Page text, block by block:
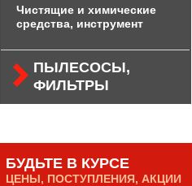
Чистящие и химические
средства, инструмент
ПЫЛЕСОСЫ,
ФИЛЬТРЫ
БУДЬТЕ В КУРСЕ
ЦЕНЫ, ПОСТУПЛЕНИЯ, АКЦИИ